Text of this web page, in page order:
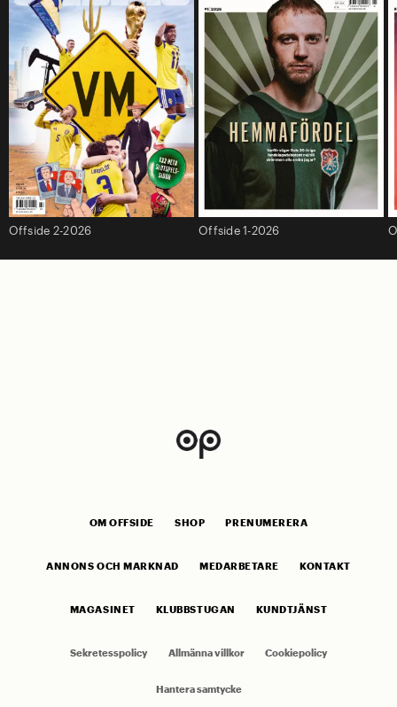
Offside 2-2026 Offside 1-2026
OM OFFSIDE SHOP PRENUMERERA
ANNONS OCH MARKNAD MEDARBETARE KONTAKT
MAGASINET KLUBBSTUGAN KUNDTJÄNST
Sekretesspolicy Allmänna villkor Cookiepolicy
Hantera samtycke